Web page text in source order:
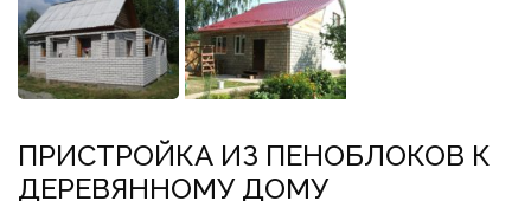
ПРИСТРОЙКА ИЗ ПЕНОБЛОКОВ К
ДЕРЕВЯННОМУ ДОМУ